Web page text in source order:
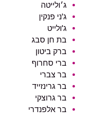
ג׳ולייטה
ג'ני פנקין
ג'ולייט
בת חן סבג
ברק ביטון
ברי סחרוף
בר צברי
בר גרינזייד
בר גרוצקי
בר אלפנדרי